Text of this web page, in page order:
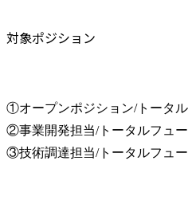
対象ポジション
①オープンポジション/トータ
②事業開発担当/トータルフュ
③技術調達担当/トータルフュ